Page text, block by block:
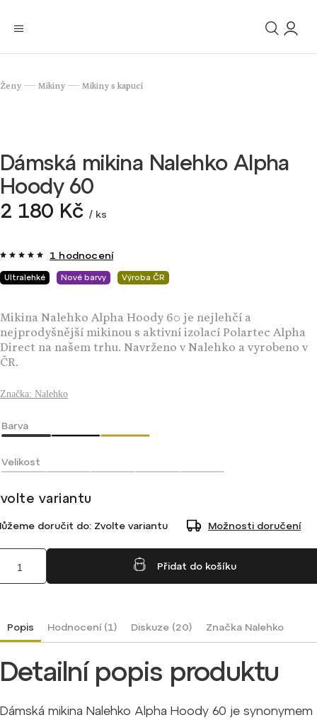
Ženy / Mikiny / Mikiny s kapucí
Dámská mikina Nalehko Alpha
Hoody 60
2 180 Kč / ks
Ultralehké Nové barvy Výroba ČR
1 hodnocení
Mikina Nalehko Alpha Hoody 60 je nejlehčí a
nejprodyšnější mikinou s aktivní izolací Polartec Alpha
Direct na našem trhu. Navrženo v Nalehko a vyrobeno v
ČR.
Značka: Nalehko
Barva
Velikost
variantu
doručit do: Zvolte variantu Možnosti doručení
Přidat do košíku
Popis Hodnocení (1) Diskuze (20) ZnačkaNalehko
Detailní popis produktu
Dámská mikina Nalehko Alpha Hoody 60 je synonymem